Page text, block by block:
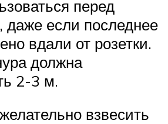
перед
даже если последнее
вдали от розетки.
должна
2-3 м.
взвесить